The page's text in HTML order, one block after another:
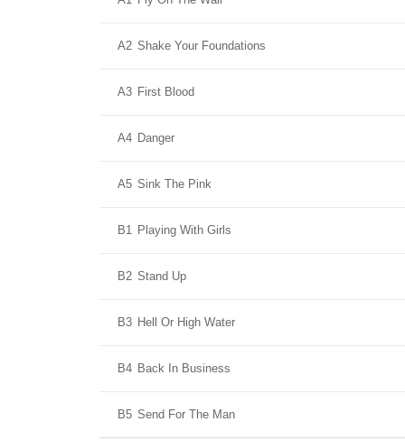
A2 Shake Your Foundations
A3 First Blood
A4 Danger
A5 Sink The Pink
B1 Playing With Girls
B2 Stand Up
B3 Hell Or High Water
B4 Back In Business
B5 Send For The Man